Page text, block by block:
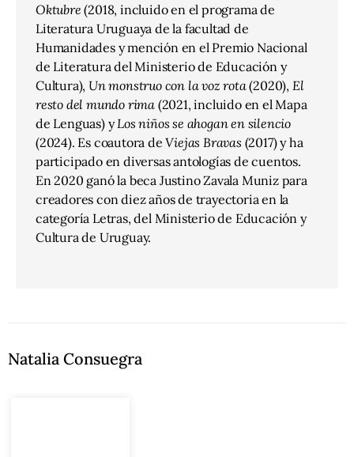
Oktubre (2018, incluido en el programa de
Literatura Uruguaya de la facultad de
Humanidades y mención en el Premio Nacional
de Literatura del Ministerio de Educación y
Cultura), Un monstruo con la voz rota(2020), El
resto del mundo rima (2021, incluido en el Mapa
de Lenguas) yLos niños se ahogan en silencio
(2024). Es coautora de Viejas Bravas (2017) y ha
participado en diversas antologías de cuentos.
En 2020 ganó la beca Justino Zavala Muniz para
creadores con diez años de trayectoria en la
categoría Letras, del Ministerio de Educación y
Cultura de Uruguay.
Natalia Consuegra